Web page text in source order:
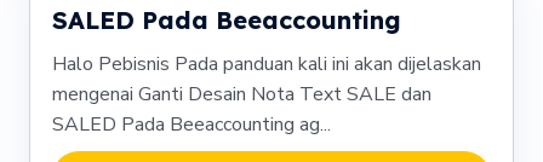
SALED Pada Beeaccounting
Halo Pebisnis Pada panduan kali ini akan dijelaskan
mengenai Ganti Desain Nota Text SALE dan
SALED Pada Beeaccounting ag...